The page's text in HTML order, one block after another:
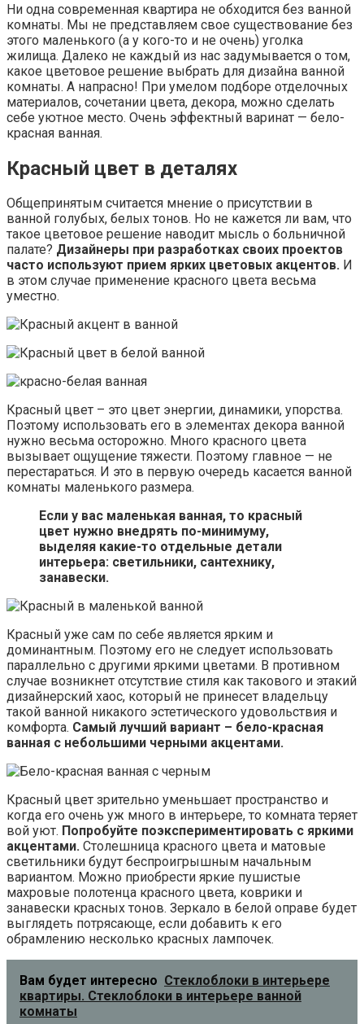
Ни одна современная квартира не обходится без ванной
комнаты. Мы не представляем свое существование без
этого маленького (а у кого-то и не очень) уголка
жилища. Далеко не каждый из нас задумывается о том,
какое цветовое решение выбрать для дизайна ванной
комнаты. А напрасно! При умелом подборе отделочных
материалов, сочетании цвета, декора, можно сделать
себе уютное место. Очень эффектный варинат — бело-
красная ванная.
Красный цвет в деталях
Общепринятым считается мнение о присутствии в
ванной голубых, белых тонов. Но не кажется ли вам, что
такое цветовое решение наводит мысль о больничной
палате? Дизайнеры при разработках своих проектов
часто используют прием ярких цветовых акцентов. И
в этом случае применение красного цвета весьма
уместно.
Красный цвет – это цвет энергии, динамики, упорства.
Поэтому использовать его в элементах декора ванной
нужно весьма осторожно. Много красного цвета
вызывает ощущение тяжести. Поэтому главное — не
перестараться. И это в первую очередь касается ванной
комнаты маленького размера.
Если у вас маленькая ванная, то красный
цвет нужно внедрять по-минимуму,
выделяя какие-то отдельные детали
интерьера: светильники, сантехнику,
занавески.
Красный уже сам по себе является ярким и
доминантным. Поэтому его не следует использовать
параллельно с другими яркими цветами. В противном
случае возникнет отсутствие стиля как такового и этакий
дизайнерский хаос, который не принесет владельцу
такой ванной никакого эстетического удовольствия и
комфорта. Самый лучший вариант – бело-красная
ванная с небольшими черными акцентами.
Красный цвет зрительно уменьшает пространство и
когда его очень уж много в интерьере, то комната теряет
вой уют. Попробуйте поэкспериментировать с яркими
акцентами. Столешница красного цвета и матовые
светильники будут беспроигрышным начальным
вариантом. Можно приобрести яркие пушистые
махровые полотенца красного цвета, коврики и
занавески красных тонов. Зеркало в белой оправе будет
выглядеть потрясающе, если добавить к его
обрамлению несколько красных лампочек.
Вам будет интересно Стеклоблоки в интерьере
квартиры. Стеклоблоки в интерьере ванной
комнаты